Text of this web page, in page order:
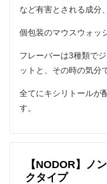
など有害とされる成分
個包装のマウスウォッ
フレーバーは3種類で
ットと、その時の気分
全てにキシリトールが
す。
【NODOR】ノ
クタイプ